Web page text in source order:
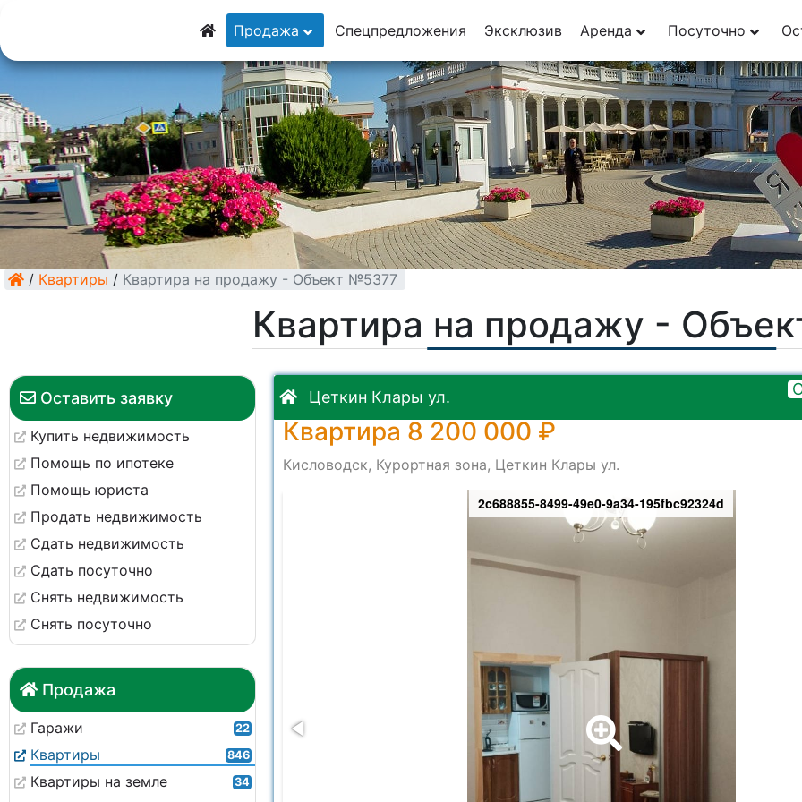
8 (928) 5555-929
8 (928) 3054-111
Продажа Спецпредложения Эксклюзив Аренда Посуточно
/ Квартиры / Квартира на продажу - Объект №5377
Квартира на продажу -
Оставить заявку
Купить недвижимость
Помощь по ипотеке
Помощь юриста
Продать недвижимость
Сдать недвижимость
Сдать посуточно
Снять недвижимость
Снять посуточно
Продажа
Гаражи 22
Квартиры 846
Квартиры на земле 34
Цеткин Клары ул.
Квартира 8 200 000 ₽
Кисловодск, Курортная зона, Цеткин Клары ул.
2c688855-8499-49e0-9a34-195fbc92324d